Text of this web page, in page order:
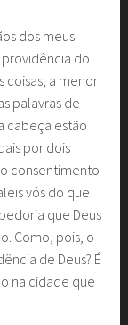
dos meus
do
coisas, a menor
palavras de
cabeça estão
por dois
consentimento
vós do que
que Deus
Como, pois, o
de Deus? É
na cidade que